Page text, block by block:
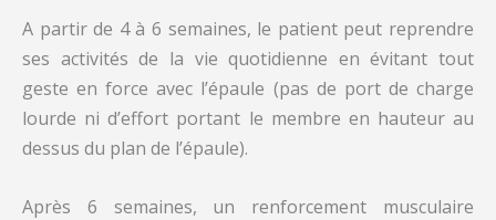
A partir de 4 à 6 semaines, le patient peut reprendre
ses activités de la vie quotidienne en évitant tout
geste en force avec l’épaule (pas de port de charge
lourde ni d’effort portant le membre en hauteur au
dessus du plan de l’épaule).
Après 6 semaines, un renforcement musculaire